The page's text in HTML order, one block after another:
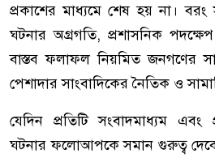
প্রকাশের মাধ্যমে শেষ হয় না।
ঘটনার অগ্রগতি, প্রশাসনিক
বাস্তব ফলাফল নিয়মিত জনগণের
পেশাদার সাংবাদিকের নৈতিক ও
যেদিন প্রতিটি সংবাদমাধ্যম এবং
ঘটনার ফলোআপকে সমান গুরুত্ব